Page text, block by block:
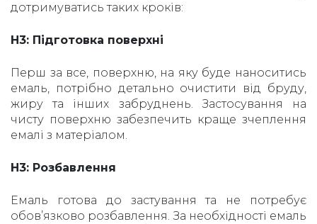
дотримуватись таких кроків:
H3: Підготовка поверхні
Перш за все, поверхню, на яку буде наноситись
емаль, потрібно детально очистити від бруду,
жиру та інших забруднень. Застосування на
чисту поверхню забезпечить краще зчеплення
емалі з матеріалом.
H3: Розбавлення
Емаль готова до застування та не потребує
обов’язково розбавлення. За необхідності емаль